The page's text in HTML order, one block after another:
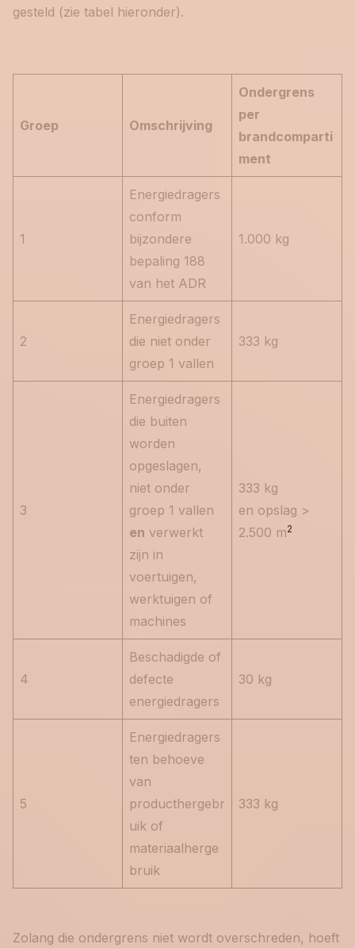
gesteld (zie tabel hieronder).
Groep Omschrijving
Ondergrens
per
brandcomparti
ment
1
Energiedragers
conform
bijzondere
bepaling 188
van het ADR
1.000 kg
2
Energiedragers
die niet onder
groep 1 vallen
333 kg
3
Energiedragers
die buiten
worden
opgeslagen,
niet onder
groep 1 vallen
en verwerkt
zijn in
voertuigen,
werktuigen of
machines
333 kg
en opslag >
2.500 m2
4
Beschadigde of
defecte
energiedragers
30 kg
5
Energiedragers
ten behoeve
van
producthergebr
uik of
materiaalherge
bruik
333 kg
Zolang die ondergrens niet wordt overschreden, hoeft